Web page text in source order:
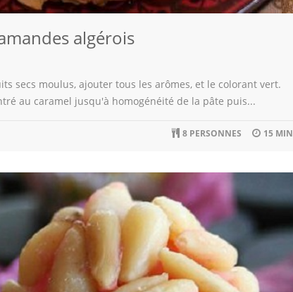
algérois
secs moulus, ajouter tous les arômes, et le colorant vert.
au caramel jusqu'à homogénéité de la pâte puis...
15 MIN
8 PERSONNES